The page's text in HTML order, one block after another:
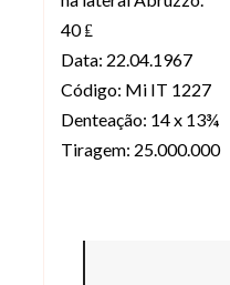
40 ₤
Data: 22.04.1967
Código: Mi IT 1227
Denteação: 14 x 13¾
Tiragem: 25.000.000